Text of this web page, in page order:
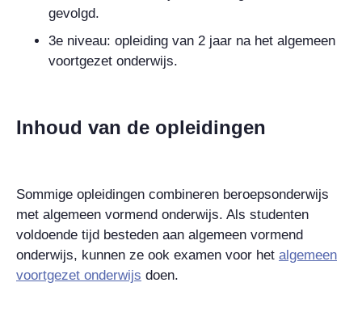
gevolgd.
3e niveau: opleiding van 2 jaar na het algemeen
voortgezet onderwijs.
Inhoud van de opleidingen
Sommige opleidingen combineren beroepsonderwijs
met algemeen vormend onderwijs. Als studenten
voldoende tijd besteden aan algemeen vormend
onderwijs, kunnen ze ook examen voor het algemeen
voortgezet onderwijs doen.